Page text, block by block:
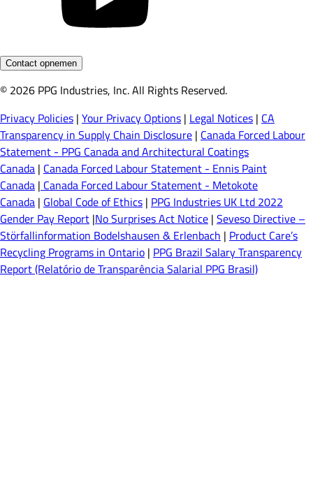
Contact opnemen
© 2026 PPG Industries, Inc. All Rights Reserved.
Privacy Policies | Your Privacy Options | Legal Notices | CA
Transparency in Supply Chain Disclosure | Canada Forced Labour
Statement - PPG Canada and Architectural Coatings
Canada | Canada Forced Labour Statement - Ennis Paint
Canada | Canada Forced Labour Statement - Metokote
Canada | Global Code of Ethics | PPG Industries UK Ltd 2022
Gender Pay Report |No Surprises Act Notice | Seveso Directive –
Störfallinformation Bodelshausen & Erlenbach | Product Care’s
Recycling Programs in Ontario | PPG Brazil Salary Transparency
Report (Relatório de Transparência Salarial PPG Brasil)